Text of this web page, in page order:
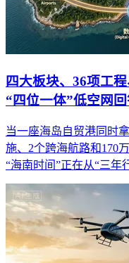
四大板块、36项工
“四位一体”低空网
当一座海岛自贸港同时
施、2个跨海航路和170
“海南时间”正在从“三年